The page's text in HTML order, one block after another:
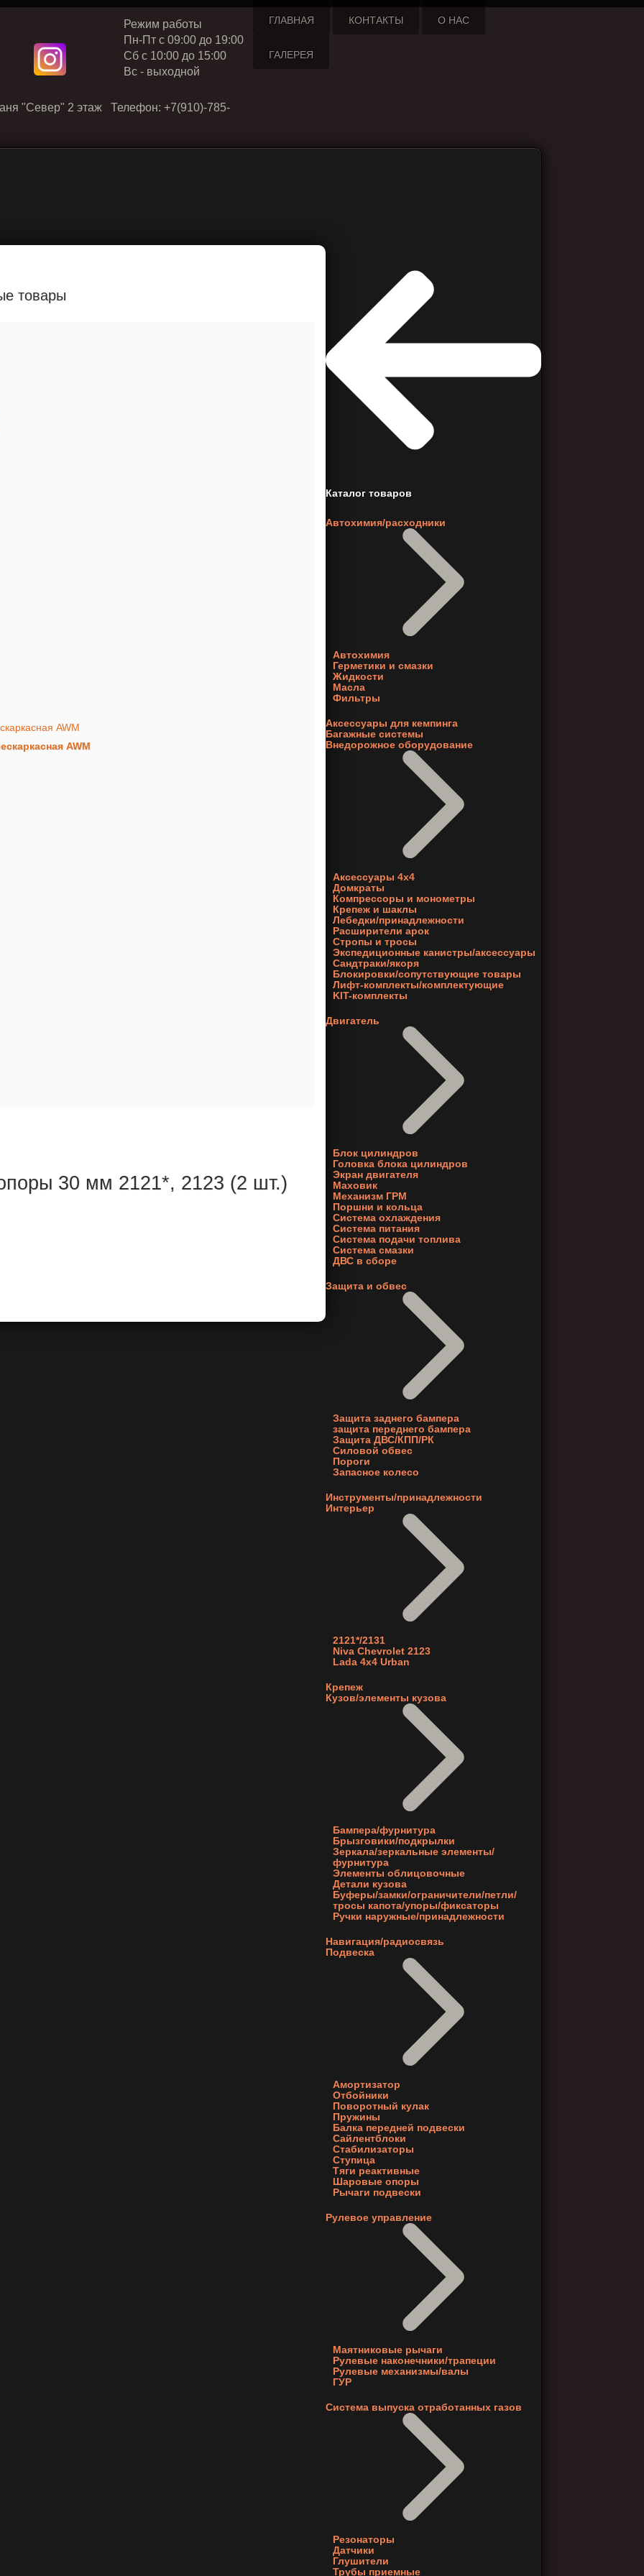
Режим работы
Пн-Пт с 09:00 до 19:00
Cб с 10:00 до 15:00
Вс - выходной
"Север" 2 этаж Телефон: +7(910)-785-
ГЛАВНАЯ КОНТАКТЫ О НАС
ГАЛЕРЕЯ
товары
AWM
30 мм 2121*, 2123 (2 шт.)
Каталог товаров
Автохимия/расходники
Автохимия
Герметики и смазки
Жидкости
Масла
Фильтры
Аксессуары для кемпинга
Багажные системы
Внедорожное оборудование
Аксессуары 4х4
Домкраты
Компрессоры и монометры
Крепеж и шаклы
Лебедки/принадлежности
Расширители арок
Стропы и тросы
Экспедиционные канистры/аксессуары
Сандтраки/якоря
Блокировки/сопутствующие товары
Лифт-комплекты/комплектующие
KIT-комплекты
Двигатель
Блок цилиндров
Головка блока цилиндров
Экран двигателя
Маховик
Механизм ГРМ
Поршни и кольца
Система охлаждения
Система питания
Система подачи топлива
Система смазки
ДВС в сборе
Защита и обвес
Защита заднего бампера
защита переднего бампера
Защита ДВС/КПП/РК
Силовой обвес
Пороги
Запасное колесо
Инструменты/принадлежности
Интерьер
2121*/2131
Niva Chevrolet 2123
Lada 4x4 Urban
Крепеж
Кузов/элементы кузова
Бампера/фурнитура
Брызговики/подкрылки
Зеркала/зеркальные элементы/
фурнитура
Элементы облицовочные
Детали кузова
Буферы/замки/ограничители/петли/
тросы капота/упоры/фиксаторы
Ручки наружные/принадлежности
Навигация/радиосвязь
Подвеска
Амортизатор
Отбойники
Поворотный кулак
Пружины
Балка передней подвески
Сайлентблоки
Стабилизаторы
Ступица
Тяги реактивные
Шаровые опоры
Рычаги подвески
Рулевое управление
Маятниковые рычаги
Рулевые наконечники/трапеции
Рулевые механизмы/валы
ГУР
Система выпуска отработанных газов
Резонаторы
Датчики
Глушители
Трубы приемные